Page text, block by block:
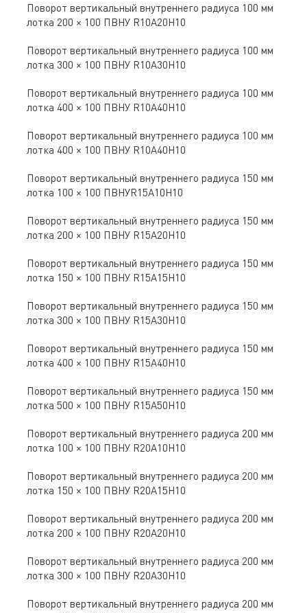
Поворот вертикальный внутреннего радиуса 100 мм
лотка 200 × 100 ПВНУ R10A20H10
Поворот вертикальный внутреннего радиуса 100 мм
лотка 300 × 100 ПВНУ R10A30H10
Поворот вертикальный внутреннего радиуса 100 мм
лотка 400 × 100 ПВНУ R10A40H10
Поворот вертикальный внутреннего радиуса 100 мм
лотка 400 × 100 ПВНУ R10A40H10
Поворот вертикальный внутреннего радиуса 150 мм
лотка 100 × 100 ПВНУR15A10H10
Поворот вертикальный внутреннего радиуса 150 мм
лотка 200 × 100 ПВНУ R15A20H10
Поворот вертикальный внутреннего радиуса 150 мм
лотка 150 × 100 ПВНУ R15A15H10
Поворот вертикальный внутреннего радиуса 150 мм
лотка 300 × 100 ПВНУ R15A30H10
Поворот вертикальный внутреннего радиуса 150 мм
лотка 400 × 100 ПВНУ R15A40H10
Поворот вертикальный внутреннего радиуса 150 мм
лотка 500 × 100 ПВНУ R15A50H10
Поворот вертикальный внутреннего радиуса 200 мм
лотка 100 × 100 ПВНУ R20A10H10
Поворот вертикальный внутреннего радиуса 200 мм
лотка 150 × 100 ПВНУ R20A15H10
Поворот вертикальный внутреннего радиуса 200 мм
лотка 200 × 100 ПВНУ R20A20H10
Поворот вертикальный внутреннего радиуса 200 мм
лотка 300 × 100 ПВНУ R20A30H10
Поворот вертикальный внутреннего радиуса 200 мм